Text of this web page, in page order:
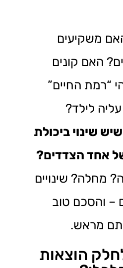
משקיעים
האם קונים
“רמת החיים”
לילד?
שינוי ביכולת
אחד הצדדים?
מחלה? שינויים
– והסכם טוב
מראש.
הוצאות